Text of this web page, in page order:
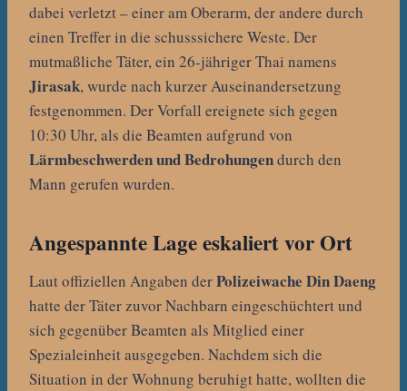
dabei verletzt – einer am Oberarm, der andere durch
einen Treffer in die schusssichere Weste. Der
mutmaßliche Täter, ein 26-jähriger Thai namens
Jirasak, wurde nach kurzer Auseinandersetzung
festgenommen. Der Vorfall ereignete sich gegen
10:30 Uhr, als die Beamten aufgrund von
Lärmbeschwerden und Bedrohungendurch den
Mann gerufen wurden.
Angespannte Lage eskaliert vor Ort
Laut offiziellen Angaben derPolizeiwache Din Daeng
hatte der Täter zuvor Nachbarn eingeschüchtert und
sich gegenüber Beamten als Mitglied einer
Spezialeinheit ausgegeben. Nachdem sich die
Situation in der Wohnung beruhigt hatte, wollten die